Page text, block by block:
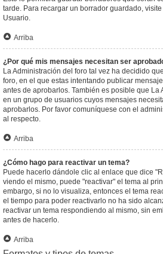
tarde. Para recargar un borrador guardado,
Usuario.
Arriba
¿Por qué mis mensajes necesitan ser
La Administración del foro tal vez ha decidido
foro, en el que estas intentando publicar
antes de aprobarlos. También es posible que
en un grupo de usuarios cuyos mensajes
aprobarlos. Por favor comuníquese con el
al respecto.
Arriba
¿Cómo hago para reactivar un tema?
Puede hacerlo dándole clic al enlace que dice
viendo el mismo, puede "reactivar" el tema al
embargo, si no lo visualiza, entonces el tema
el tiempo para poder reactivarlo no ha sido
reactivar un tema respondiendo al mismo, sin
antes de hacerlo.
Arriba